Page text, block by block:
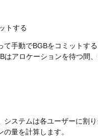
トする
て手動でBGBをコミットす
はアロケーションを待つ間
システムは各ユーザーに割
量を計算します。